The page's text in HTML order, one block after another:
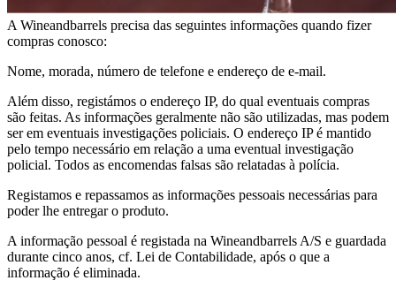
A Wineandbarrels precisa das seguintes informações quando fizer
compras conosco:
Nome, morada, número de telefone e endereço de e-mail.
Além disso, registámos o endereço IP, do qual eventuais compras
são feitas. As informações geralmente não são utilizadas, mas podem
ser em eventuais investigações policiais. O endereço IP é mantido
pelo tempo necessário em relação a uma eventual investigação
policial. Todos as encomendas falsas são relatadas à polícia.
Registamos e repassamos as informações pessoais necessárias para
poder lhe entregar o produto.
A informação pessoal é registada na Wineandbarrels A/S e guardada
durante cinco anos, cf. Lei de Contabilidade, após o que a
informação é eliminada.